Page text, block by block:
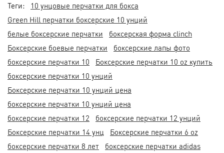
Теги:
10 унцовые перчатки для бокса
Green Hill перчатки боксерские 10 унций
белые боксерские перчатки
боксерская форма clinch
Боксерские боевые перчатки
боксерские лапы фото
боксерские перчатки 10
Боксерские перчатки 10 oz купить
боксерские перчатки 10 унций
Боксерские перчатки 10 унций цена
боксерские перчатки 10 унций цена
боксерские перчатки 12
боксерские перчатки 12 унций
Боксерские перчатки 14 унц
Боксерские перчатки 6 oz
боксерские перчатки 8 лет
боксерские перчатки adidas